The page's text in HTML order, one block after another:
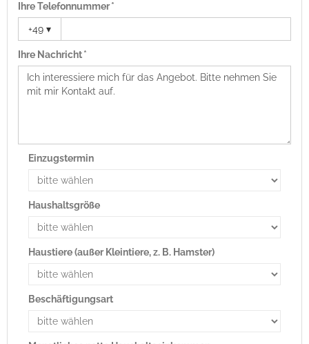
Ihre Telefonnummer *
+49 ▾
Ihre Nachricht *
Einzugstermin
Haushaltsgröße
Haustiere (außer Kleintiere, z. B. Hamster)
Beschäftigungsart